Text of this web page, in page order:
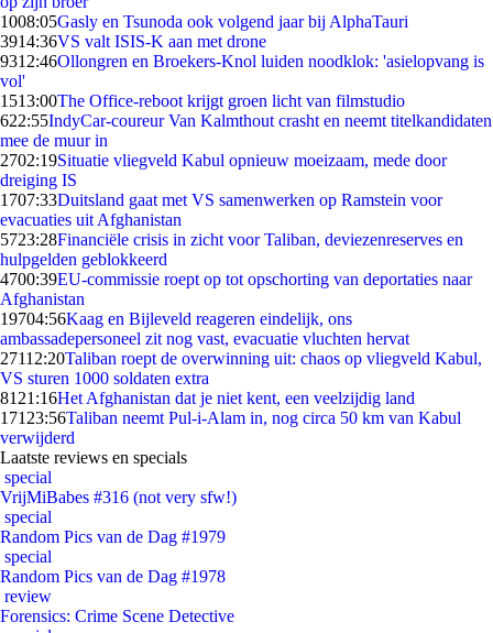
1008:05Gasly en Tsunoda ook volgend jaar bij AlphaTauri
3914:36VS valt ISIS-K aan met drone
9312:46Ollongren en Broekers-Knol luiden noodklok: 'asielopvang is
vol'
1513:00The Office-reboot krijgt groen licht van filmstudio
622:55IndyCar-coureur Van Kalmthout crasht en neemt titelkandidaten
mee de muur in
2702:19Situatie vliegveld Kabul opnieuw moeizaam, mede door
dreiging IS
1707:33Duitsland gaat met VS samenwerken op Ramstein voor
evacuaties uit Afghanistan
5723:28Financiële crisis in zicht voor Taliban, deviezenreserves en
hulpgelden geblokkeerd
4700:39EU-commissie roept op tot opschorting van deportaties naar
Afghanistan
19704:56Kaag en Bijleveld reageren eindelijk, ons
ambassadepersoneel zit nog vast, evacuatie vluchten hervat
27112:20Taliban roept de overwinning uit: chaos op vliegveld Kabul,
VS sturen 1000 soldaten extra
81 21:16Het Afghanistan dat je niet kent, een veelzijdig land
171 23:56Taliban neemt Pul-i-Alam in, nog circa 50 km van Kabul
verwijderd
Laatste reviews en specials
special
VrijMiBabes #316 (not very sfw!)
special
Random Pics van de Dag #1979
special
Random Pics van de Dag #1978
review
Forensics: Crime Scene Detective